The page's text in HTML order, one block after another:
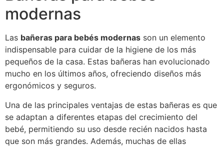
modernas
Las bañeras para bebés modernas son un elemento
indispensable para cuidar de la higiene de los más
pequeños de la casa. Estas bañeras han evolucionado
mucho en los últimos años, ofreciendo diseños más
ergonómicos y seguros.
Una de las principales ventajas de estas bañeras es que
se adaptan a diferentes etapas del crecimiento del
bebé, permitiendo su uso desde recién nacidos hasta
que son más grandes. Además, muchas de ellas